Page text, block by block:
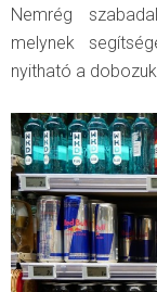
Nemrég
melynek
nyitható a